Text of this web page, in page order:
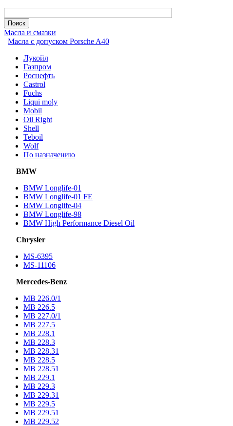
Масла и смазки
Масла с допуском Porsche A40
Лукойл
Газпром
Роснефть
Castrol
Fuchs
Liqui moly
Mobil
Oil Right
Shell
Teboil
Wolf
По назначению
BMW
BMW Longlife-01
BMW Longlife-01 FE
BMW Longlife-04
BMW Longlife-98
BMW High Performance Diesel Oil
Chrysler
MS-6395
MS-11106
Mercedes-Benz
МВ 226.0/1
МВ 226.5
МВ 227.0/1
МВ 227.5
MB 228.1
MB 228.3
MB 228.31
MB 228.5
MB 228.51
MB 229.1
MB 229.3
MB 229.31
MB 229.5
MB 229.51
MB 229.52